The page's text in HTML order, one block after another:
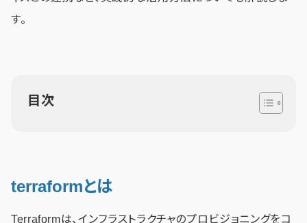
す。
目次
terraformとは
Terraformは、インフラストラクチャのプロビジョニングをコ